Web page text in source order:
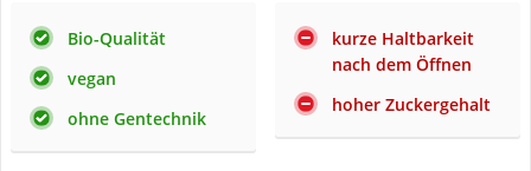
Bio-Qualität
vegan
ohne Gentechnik
kurze Haltbarkeit
nach dem Öffnen
hoher Zuckergehalt